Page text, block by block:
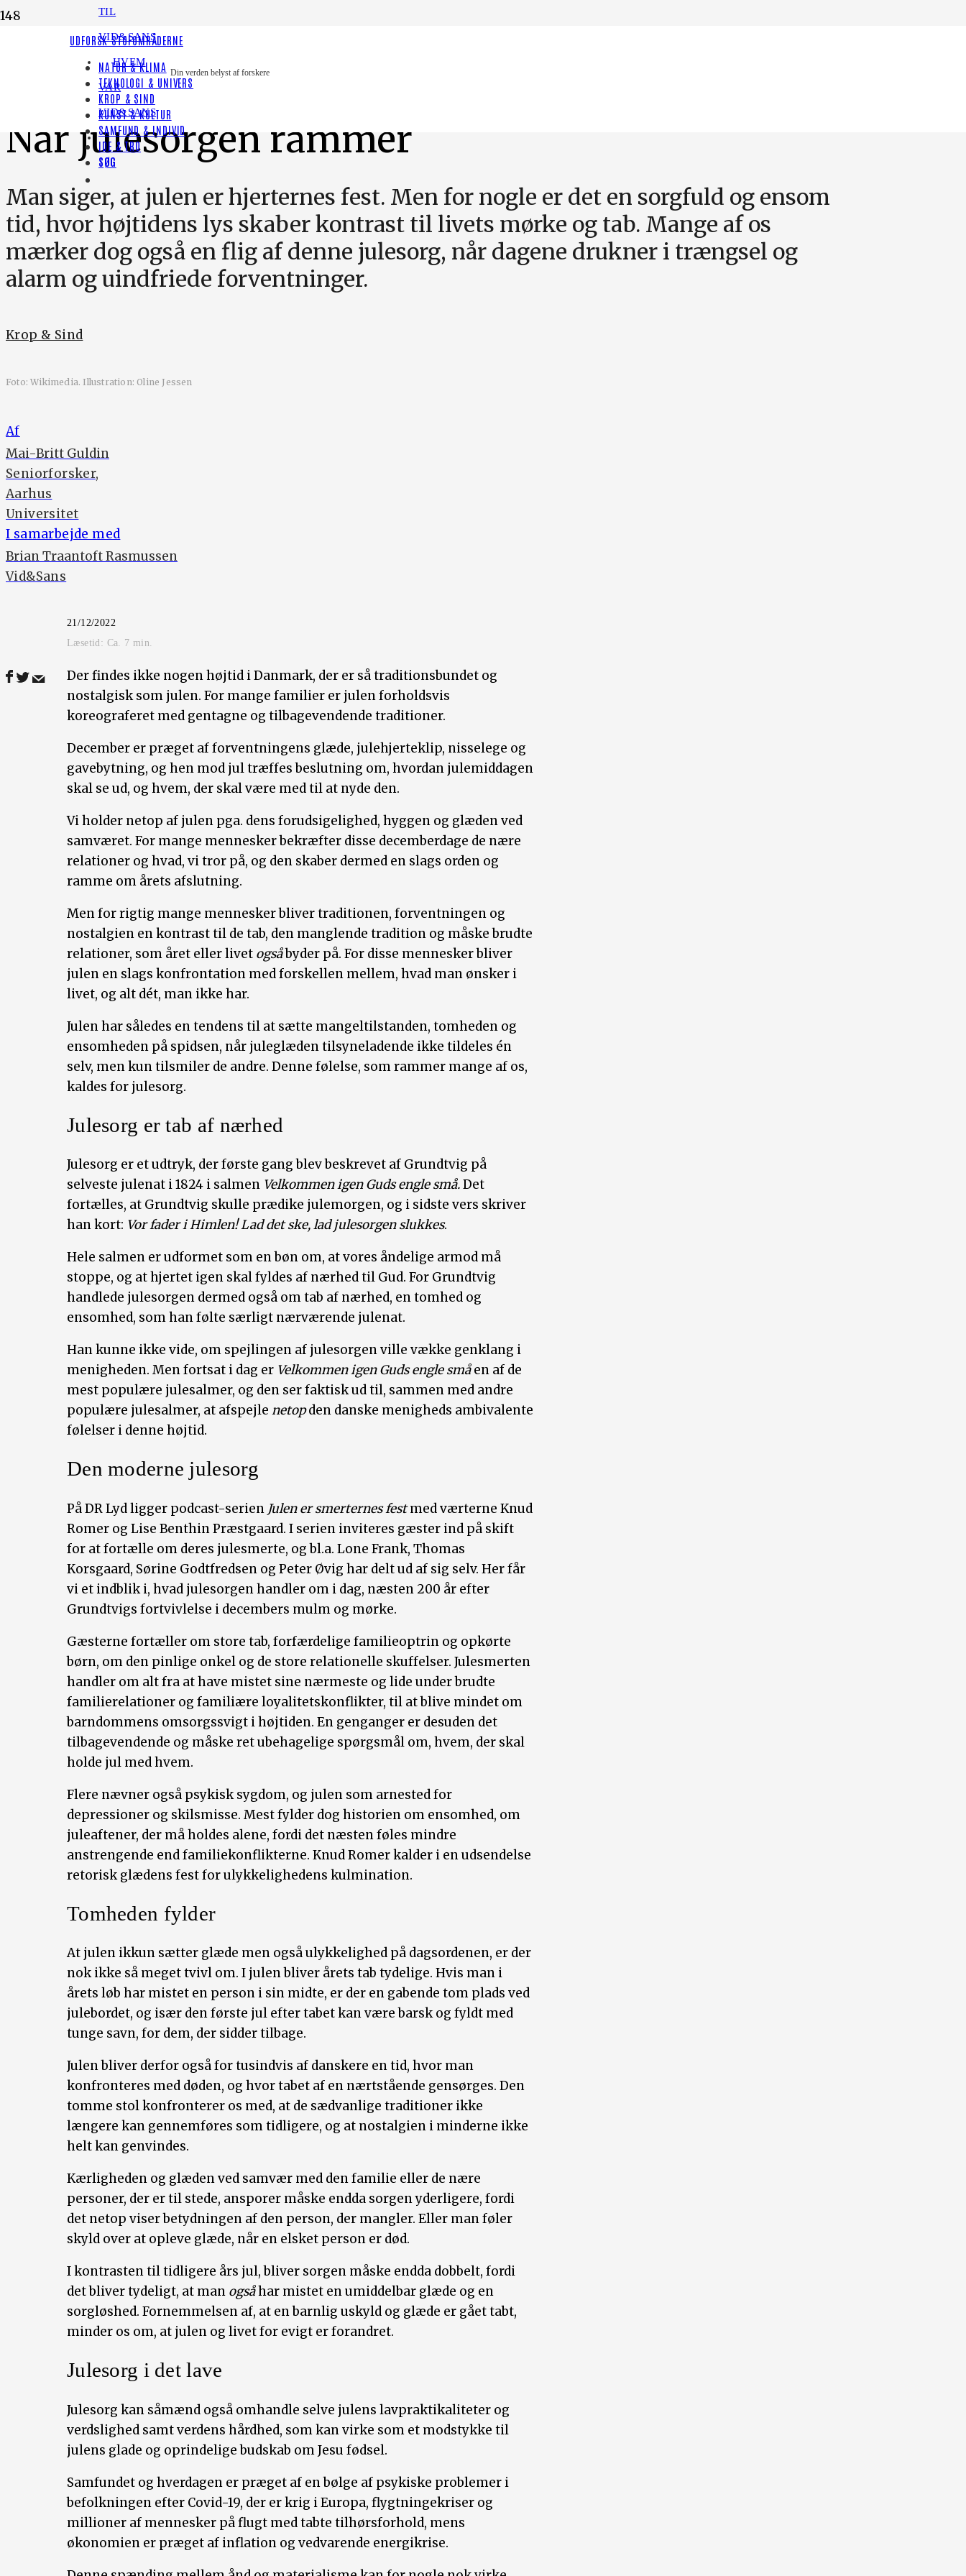
TIL
VID&SANS
HVEM
VAR
VID&SANS
Din verden belyst af forskere
UDFORSK STOFOMRÅDERNE
NATUR & KLIMA
TEKNOLOGI & UNIVERS
KROP & SIND
KUNST & KULTUR
SAMFUND & INDIVID
IDE & TRO
SØG
LYT TIL HISTORIEN
Når julesorgen rammer
Man siger, at julen er hjerternes fest. Men for nogle er det en sorgfuld og ensom
tid, hvor højtidens lys skaber kontrast til livets mørke og tab. Mange af os
mærker dog også en flig af denne julesorg, når dagene drukner i trængsel og
alarm og uindfriede forventninger.
Krop & Sind
Foto: Wikimedia. Illustration: Oline Jessen
Af
Mai-Britt Guldin
Seniorforsker,
Aarhus
Universitet
I samarbejde med
Brian Traantoft Rasmussen
Vid&Sans
21/12/2022
Læsetid: Ca. 7 min.
Der findes ikke nogen højtid i Danmark, der er så traditionsbundet og
nostalgisk som julen. For mange familier er julen forholdsvis
koreograferet med gentagne og tilbagevendende traditioner.
December er præget af forventningens glæde, julehjerteklip, nisselege og
gavebytning, og hen mod jul træffes beslutning om, hvordan julemiddagen
skal se ud, og hvem, der skal være med til at nyde den.
Vi holder netop af julen pga. dens forudsigelighed, hyggen og glæden ved
samværet. For mange mennesker bekræfter disse decemberdage de nære
relationer og hvad, vi tror på, og den skaber dermed en slags orden og
ramme om årets afslutning.
Men for rigtig mange mennesker bliver traditionen, forventningen og
nostalgien en kontrast til de tab, den manglende tradition og måske brudte
relationer, som året eller livet ogsåbyder på. For disse mennesker bliver
julen en slags konfrontation med forskellen mellem, hvad man ønsker i
livet, og alt dét, man ikke har.
Julen har således en tendens til at sætte mangeltilstanden, tomheden og
ensomheden på spidsen, når juleglæden tilsyneladende ikke tildeles én
selv, men kun tilsmiler de andre. Denne følelse, som rammer mange af os,
kaldes for julesorg.
Julesorg er tab af nærhed
Julesorg er et udtryk, der første gang blev beskrevet af Grundtvig på
selveste julenat i 1824 i salmen Velkommen igen Guds engle små.Det
fortælles, at Grundtvig skulle prædike julemorgen, og i sidste vers skriver
han kort: Vor fader i Himlen! Lad det ske, lad julesorgen slukkes.
Hele salmen er udformet som en bøn om, at vores åndelige armod må
stoppe, og at hjertet igen skal fyldes af nærhed til Gud. For Grundtvig
handlede julesorgen dermed også om tab af nærhed, en tomhed og
ensomhed, som han følte særligt nærværende julenat.
Han kunne ikke vide, om spejlingen af julesorgen ville vække genklang i
menigheden. Men fortsat i dag er Velkommen igen Guds engle småen af de
mest populære julesalmer, og den ser faktisk ud til, sammen med andre
populære julesalmer, at afspejle netopden danske menigheds ambivalente
følelser i denne højtid.
Den moderne julesorg
På DR Lyd ligger podcast-serien Julen er smerternes festmed værterne Knud
Romer og Lise Benthin Præstgaard. I serien inviteres gæster ind på skift
for at fortælle om deres julesmerte, og bl.a. Lone Frank, Thomas
Korsgaard, Sørine Godtfredsen og Peter Øvig har delt ud af sig selv. Her får
vi et indblik i, hvad julesorgen handler om i dag, næsten 200 år efter
Grundtvigs fortvivlelse i decembers mulm og mørke.
Gæsterne fortæller om store tab, forfærdelige familieoptrin og opkørte
børn, om den pinlige onkel og de store relationelle skuffelser. Julesmerten
handler om alt fra at have mistet sine nærmeste og lide under brudte
familierelationer og familiære loyalitetskonflikter, til at blive mindet om
barndommens omsorgssvigt i højtiden. En genganger er desuden det
tilbagevendende og måske ret ubehagelige spørgsmål om, hvem, der skal
holde jul med hvem.
Flere nævner også psykisk sygdom, og julen som arnested for
depressioner og skilsmisse. Mest fylder dog historien om ensomhed, om
juleaftener, der må holdes alene, fordi det næsten føles mindre
anstrengende end familiekonflikterne. Knud Romer kalder i en udsendelse
retorisk glædens fest for ulykkelighedens kulmination.
Tomheden fylder
At julen ikkun sætter glæde men også ulykkelighed på dagsordenen, er der
nok ikke så meget tvivl om. I julen bliver årets tab tydelige. Hvis man i
årets løb har mistet en person i sin midte, er der en gabende tom plads ved
julebordet, og især den første jul efter tabet kan være barsk og fyldt med
tunge savn, for dem, der sidder tilbage.
Julen bliver derfor også for tusindvis af danskere en tid, hvor man
konfronteres med døden, og hvor tabet af en nærtstående gensørges. Den
tomme stol konfronterer os med, at de sædvanlige traditioner ikke
længere kan gennemføres som tidligere, og at nostalgien i minderne ikke
helt kan genvindes.
Kærligheden og glæden ved samvær med den familie eller de nære
personer, der er til stede, ansporer måske endda sorgen yderligere, fordi
det netop viser betydningen af den person, der mangler. Eller man føler
skyld over at opleve glæde, når en elsket person er død.
I kontrasten til tidligere års jul, bliver sorgen måske endda dobbelt, fordi
det bliver tydeligt, at man ogsåhar mistet en umiddelbar glæde og en
sorgløshed. Fornemmelsen af, at en barnlig uskyld og glæde er gået tabt,
minder os om, at julen og livet for evigt er forandret.
Julesorg i det lave
Julesorg kan såmænd også omhandle selve julens lavpraktikaliteter og
verdslighed samt verdens hårdhed, som kan virke som et modstykke til
julens glade og oprindelige budskab om Jesu fødsel.
Samfundet og hverdagen er præget af en bølge af psykiske problemer i
befolkningen efter Covid-19, der er krig i Europa, flygtningekriser og
millioner af mennesker på flugt med tabte tilhørsforhold, mens
økonomien er præget af inflation og vedvarende energikrise.